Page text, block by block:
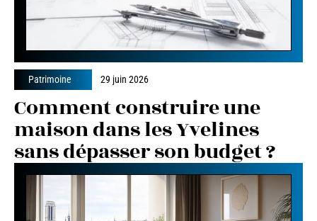
Patrimoine 29 juin 2026
Comment construire une
maison dans les Yvelines
sans dépasser son budget ?